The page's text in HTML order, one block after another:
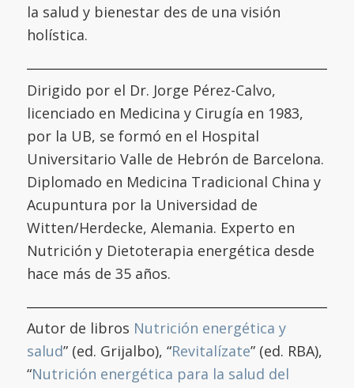
la salud y bienestar des de una visión
holística.
Dirigido por el Dr. Jorge Pérez-Calvo,
licenciado en Medicina y Cirugía en 1983,
por la UB, se formó en el Hospital
Universitario Valle de Hebrón de Barcelona.
Diplomado en Medicina Tradicional China y
Acupuntura por la Universidad de
Witten/Herdecke, Alemania. Experto en
Nutrición y Dietoterapia energética desde
hace más de 35 años.
Autor de libros Nutrición energética y
salud” (ed. Grijalbo), “Revitalízate” (ed. RBA),
“Nutrición energética para la salud del